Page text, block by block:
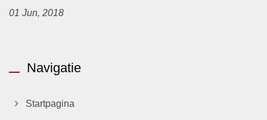
01 Jun, 2018
Navigatie
Startpagina